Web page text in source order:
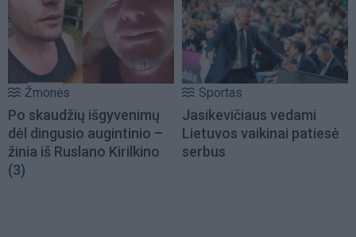
Žmonės
Po skaudžių išgyvenimų
dėl dingusio augintinio –
žinia iš Ruslano Kirilkino
(3)
Sportas
Jasikevičiaus vedami
Lietuvos vaikinai patiesė
serbus